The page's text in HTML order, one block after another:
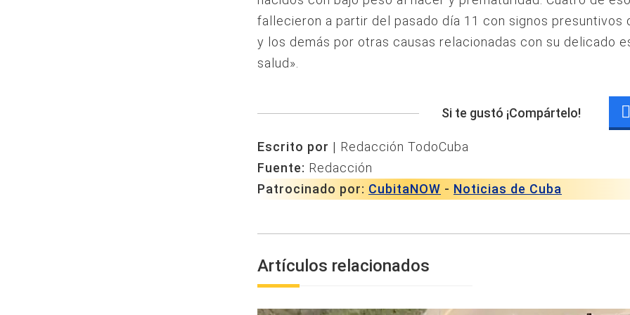
fallecieron a partir del pasado día 11 con signos presuntivos
y los demás por otras causas relacionadas con su delicado
salud».
Si te gustó ¡Compártelo!
Escrito por | Redacción TodoCuba
Fuente: Redacción
Patrocinado por: CubitaNOW - Noticias de Cuba
Artículos relacionados